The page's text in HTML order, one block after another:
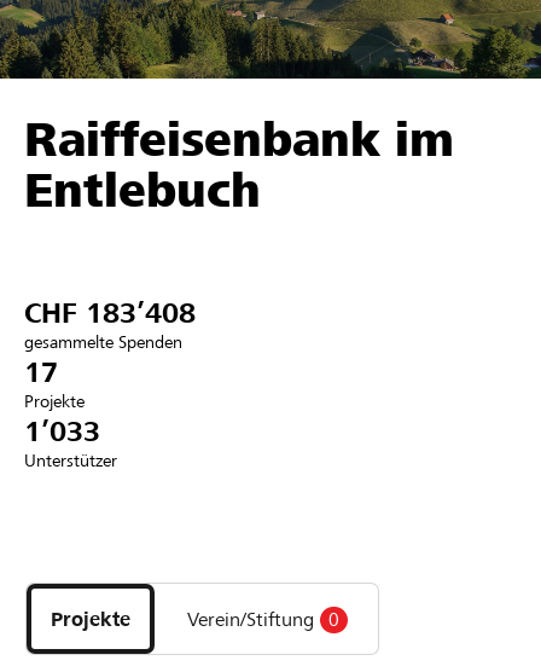
Unterstützen
Hilfe & Support
Anmelden
Projekte und Organisationen finden
DE FR IT
Raiffeisenbank im
Entlebuch
CHF 183’408
gesammelte Spenden
17
Projekte
1’033
Unterstützer
Projekte
und
Organisationen
Projekte Verein/Stiftung 0